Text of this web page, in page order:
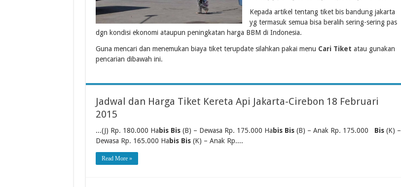
Kepada artikel tentang tiket bis bandung jakarta
yg termasuk semua bisa beralih sering-sering pas
dgn kondisi ekonomi ataupun peningkatan harga BBM di Indonesia.
Guna mencari dan menemukan biaya tiket terupdate silahkan pakai menu Cari Tiket atau gunakan
pencarian dibawah ini.
Jadwal dan Harga Tiket Kereta Api Jakarta-Cirebon 18 Februari
2015
...(J) Rp. 180.000 Ha bis Bis(B) – Dewasa Rp. 175.000 Ha bis Bis(B) – Anak Rp. 175.000 Bis(K) –
Dewasa Rp. 165.000 Ha bis Bis(K) – Anak Rp....
Read More »